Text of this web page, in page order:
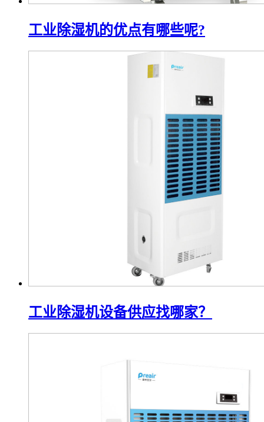
工业除湿机的优点有哪些呢?
工业除湿机设备供应找哪家？